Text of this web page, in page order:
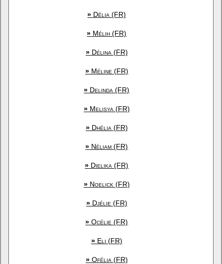
» Délia (FR)
» Mélih (FR)
»Délina (FR)
»Méline (FR)
» Delinda (FR)
»Melisya (FR)
»Dhélia (FR)
» Néliam (FR)
» Dielika (FR)
»Noelick (FR)
»Djélie (FR)
» Océlie (FR)
»Eli (FR)
»Ofélia (FR)